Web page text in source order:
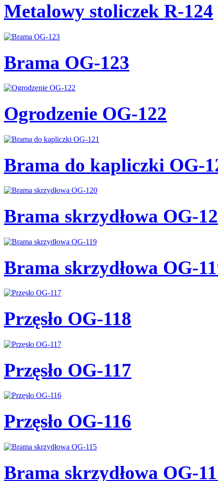
Metalowy stoliczek R-124
Brama OG-123
Ogrodzenie OG-122
Brama do kapliczki OG-
Brama skrzydłowa OG-
Brama skrzydłowa OG-
Przęsło OG-118
Przęsło OG-117
Przęsło OG-116
Brama skrzydłowa OG-